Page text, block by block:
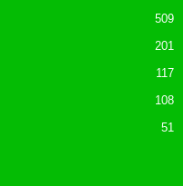
509
201
117
108
51